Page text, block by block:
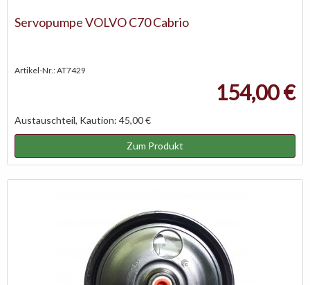
Servopumpe VOLVO C70 Cabrio
Artikel-Nr.: AT7429
154,00 €
Austauschteil, Kaution: 45,00 €
Zum Produkt